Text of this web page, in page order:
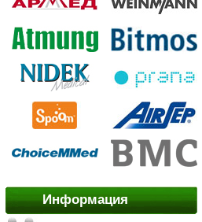
Информация